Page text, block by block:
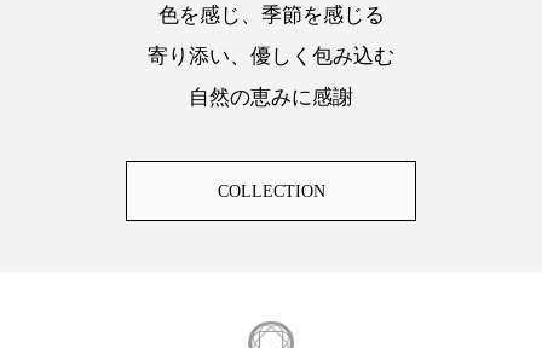
色を感じ、季節を感じる
寄り添い、優しく包み込む
自然の恵みに感謝
COLLECTION